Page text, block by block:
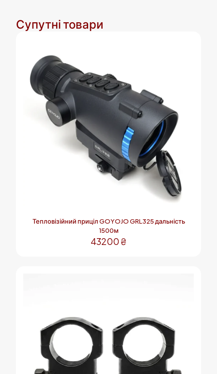
Супутні товари
Тепловізійний приціл GOYOJO GRL325 дальність
1500м
43200 ₴